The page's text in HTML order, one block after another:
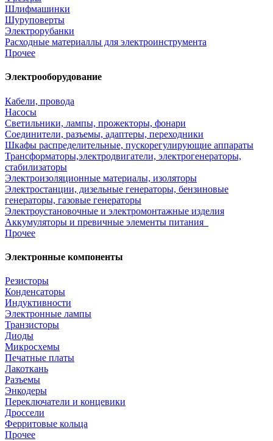
Шлифмашинки
Шуруповерты
Электрорубанки
Расходные материаллы для электроинструмента
Прочее
Электрооборудование
Кабели, провода
Насосы
Светильники, лампы, прожекторы, фонари
Соединители, разъемы, адаптеры, переходники
Шкафы распределительные, пускорегулирующие аппараты
Трансформаторы,электродвигатели, электрогенераторы,
стабилизаторы
Электроизоляционные материалы, изоляторы
Электростанции, дизельные генераторы, бензиновые
генераторы, газовые генераторы
Электроустановочные и электромонтажные изделия
Аккумуляторы и превичные элементы питания
Прочее
Электронные компоненты
Резисторы
Конденсаторы
Индуктивности
Электронные лампы
Транзисторы
Диоды
Микросхемы
Печатные платы
Лакоткань
Разъемы
Энкодеры
Переключатели и концевики
Дроссели
Ферритовые кольца
Прочее